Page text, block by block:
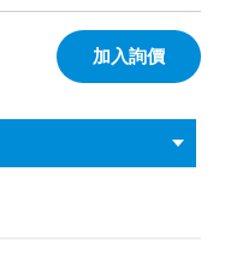
加入詢價